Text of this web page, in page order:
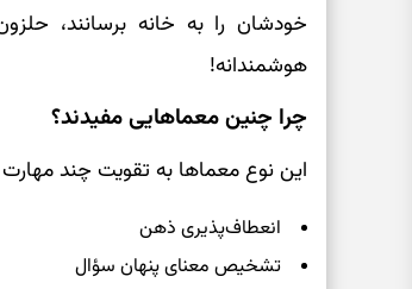
خودشان را به خانه برسانند،
هوشمندانه!
چرا چنین معماهایی مفیدند؟
این نوع معماها به تقویت چند
انعطاف‌پذیری ذهن
تشخیص معنای پنهان سؤال